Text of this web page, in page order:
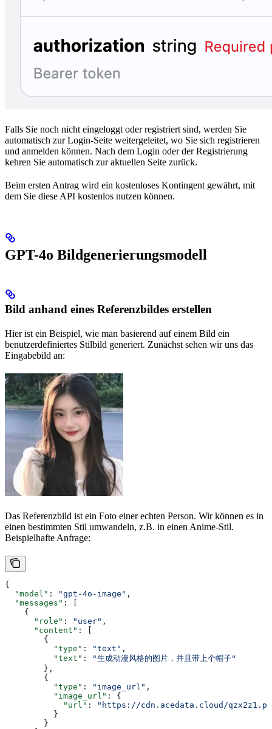
Falls Sie noch nicht eingeloggt oder registriert sind, werden Sie
automatisch zur Login-Seite weitergeleitet, wo Sie sich registrieren
und anmelden können. Nach dem Login oder der Registrierung
kehren Sie automatisch zur aktuellen Seite zurück.
Beim ersten Antrag wird ein kostenloses Kontingent gewährt, mit
dem Sie diese API kostenlos nutzen können.
GPT-4o Bildgenerierungsmodell
Bild anhand eines Referenzbildes erstellen
Hier ist ein Beispiel, wie man basierend auf einem Bild ein
benutzerdefiniertes Stilbild generiert. Zunächst sehen wir uns das
Eingabebild an:
Das Referenzbild ist ein Foto einer echten Person. Wir können es in
einen bestimmten Stil umwandeln, z.B. in einen Anime-Stil.
Beispielhafte Anfrage:
{
  "model"
: "gpt-4o-image" ,
  "messages"
: [
    {
      "role"
: "user" ,
      "content"
: [
        {
          "type"
: "text" ,
          "text"
:
"生成动漫风格的图片，并且带上个帽子"
        },
        {
          "type"
: "image_url" ,
          "image_url"
: {
            "url"
:
"https://cdn.acedata.cloud/
          }
        }